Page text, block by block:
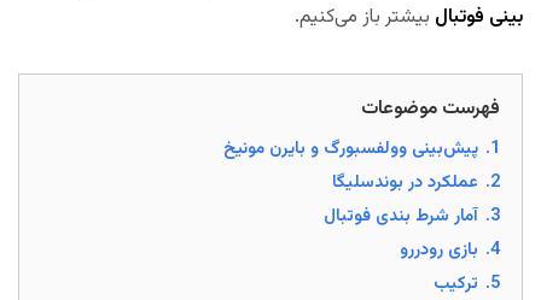
بینی فوتبال بیشتر باز می‌کنیم.
فهرست موضوعات
1. پیش‌بینی وولفسبورگ و بایرن مونیخ
2. عملکرد در بوندسلیگا
3. آمار شرط بندی فوتبال
4. بازی رودررو
5. ترکیب